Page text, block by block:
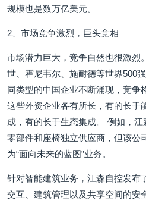
规模也是数万亿美元。
2、市场竞争激烈，巨头竞相
市场潜力巨大，竞争自然也很激烈
世、霍尼韦尔、施耐德等世界500
同类型的中国企业不断涌现，竞争
这些外资企业各有所长，有的长于
成，有的长于生态集成。 例如，
零部件和座椅独立供应商，但该公
为“面向未来的蓝图”业务。
针对智能建筑业务，江森自控发布
交互、建筑管理以及共享空间的安